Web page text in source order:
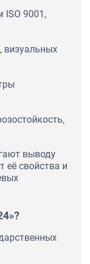
ISO 9001,
визуальных
выводу
её свойства и